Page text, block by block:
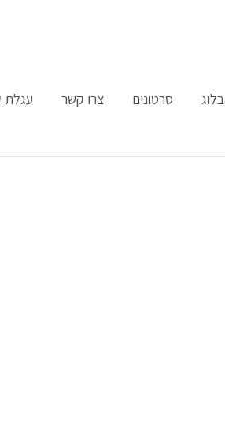
בלוג סרטונים צרו קשר עגלת